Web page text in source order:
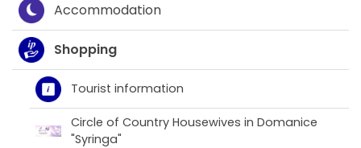
Accommodation
Shopping
Tourist information
Circle of Country Housewives in Domanice
"Syringa"